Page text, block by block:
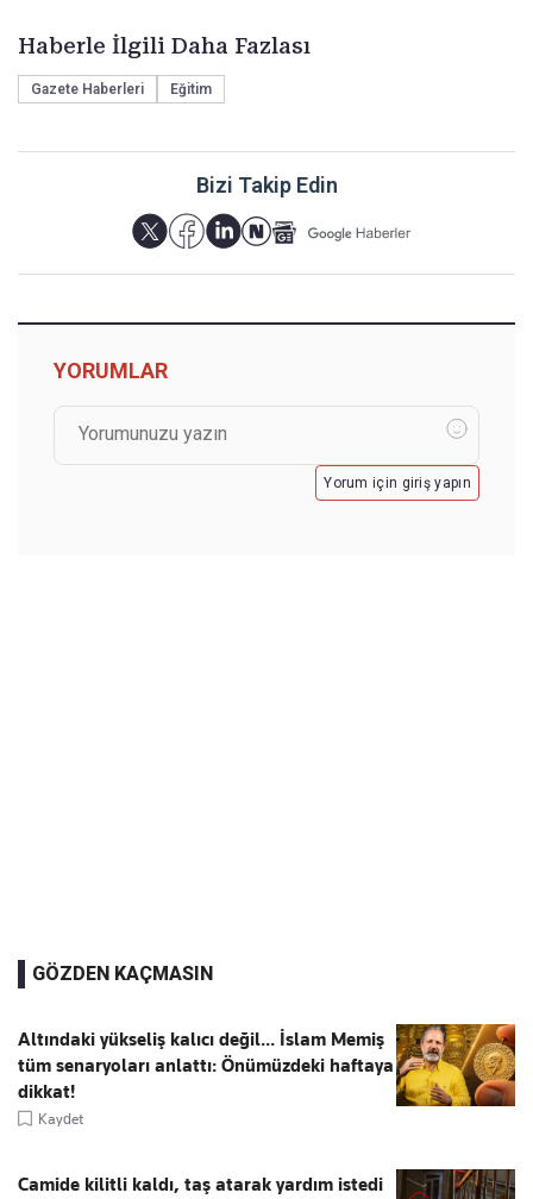
Haberle İlgili Daha Fazlası
Gazete Haberleri Eğitim
Bizi Takip Edin
YORUMLAR
Yorum için giriş yapın
GÖZDEN KAÇMASIN
Altındaki yükseliş kalıcı değil... İslam Memiş
tüm senaryoları anlattı: Önümüzdeki haftaya
dikkat!
Kaydet
Camide kilitli kaldı, taş atarak yardım istedi